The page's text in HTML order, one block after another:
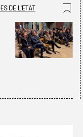
DE L'ETAT